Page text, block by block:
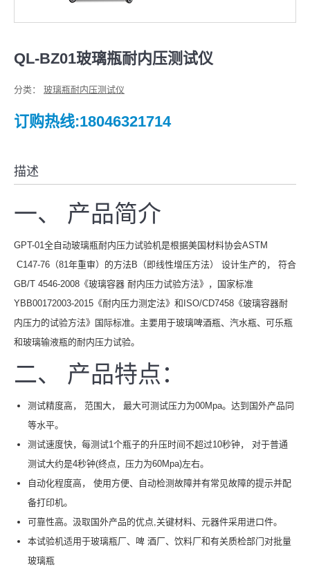
QL-BZ01玻璃瓶耐内压测试仪
分类： 玻璃瓶耐内压测试仪
订购热线:18046321714
描述
一、 产品简介
GPT-01全自动玻璃瓶耐内压力试验机是根据美国材料协会ASTM
C147-76（81年重审）的方法B（即线性增压方法） 设计生产的， 符合
GB/T 4546-2008《玻璃容器 耐内压力试验方法》，国家标准
YBB00172003-2015《耐内压力测定法》和ISO/CD7458《玻璃容器耐
内压力的试验方法》国际标准。主要用于玻璃啤酒瓶、汽水瓶、可乐瓶
和玻璃输液瓶的耐内压力试验。
二、 产品特点：
测试精度高， 范围大， 最大可测试压力为00Mpa。达到国外产品同
等水平。
测试速度快，每测试1个瓶子的升压时间不超过10秒钟， 对于普通
测试大约是4秒钟(终点，压力为60Mpa)左右。
自动化程度高， 使用方便、自动检测故障并有常见故障的提示并配
备打印机。
可靠性高。汲取国外产品的优点,关键材料、元器件采用进口件。
本试验机适用于玻璃瓶厂、啤 酒厂、饮料厂和有关质检部门对批量
玻璃瓶